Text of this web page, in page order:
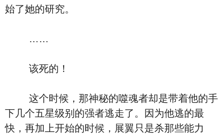
始了她的研究。
……
该死的！
这个时候，那神秘的噬魂者却是带着他的手
下几个五星级别的强者逃走了。因为他逃的最
快，再加上开始的时候，展翼只是杀那些能力